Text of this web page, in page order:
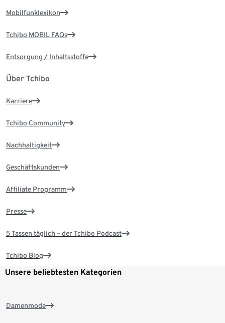
Mobilfunklexikon
Tchibo MOBIL FAQs
Entsorgung / Inhaltsstoffe
Über Tchibo
Karriere
Tchibo Community
Nachhaltigkeit
Geschäftskunden
Affiliate Programm
Presse
5 Tassen täglich – der Tchibo Podcast
Tchibo Blog
Unsere beliebtesten Kategorien
Damenmode